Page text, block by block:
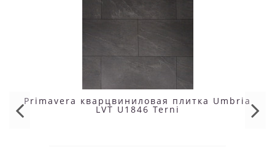
Primavera кварцвиниловая плитка Umbria
LVT U1846 Terni